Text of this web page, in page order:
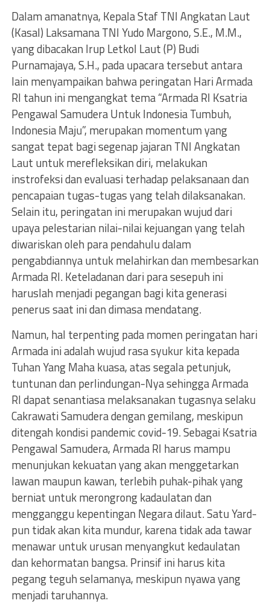
Dalam amanatnya, Kepala Staf TNI Angkatan Laut
(Kasal) Laksamana TNI Yudo Margono, S.E., M.M.,
yang dibacakan Irup Letkol Laut (P) Budi
Purnamajaya, S.H., pada upacara tersebut antara
lain menyampaikan bahwa peringatan Hari Armada
RI tahun ini mengangkat tema “Armada RI Ksatria
Pengawal Samudera Untuk Indonesia Tumbuh,
Indonesia Maju”, merupakan momentum yang
sangat tepat bagi segenap jajaran TNI Angkatan
Laut untuk merefleksikan diri, melakukan
instrofeksi dan evaluasi terhadap pelaksanaan dan
pencapaian tugas-tugas yang telah dilaksanakan.
Selain itu, peringatan ini merupakan wujud dari
upaya pelestarian nilai-nilai kejuangan yang telah
diwariskan oleh para pendahulu dalam
pengabdiannya untuk melahirkan dan membesarkan
Armada RI. Keteladanan dari para sesepuh ini
haruslah menjadi pegangan bagi kita generasi
penerus saat ini dan dimasa mendatang.
Namun, hal terpenting pada momen peringatan hari
Armada ini adalah wujud rasa syukur kita kepada
Tuhan Yang Maha kuasa, atas segala petunjuk,
tuntunan dan perlindungan-Nya sehingga Armada
RI dapat senantiasa melaksanakan tugasnya selaku
Cakrawati Samudera dengan gemilang, meskipun
ditengah kondisi pandemic covid-19. Sebagai Ksatria
Pengawal Samudera, Armada RI harus mampu
menunjukan kekuatan yang akan menggetarkan
lawan maupun kawan, terlebih puhak-pihak yang
berniat untuk merongrong kadaulatan dan
mengganggu kepentingan Negara dilaut. Satu Yard-
pun tidak akan kita mundur, karena tidak ada tawar
menawar untuk urusan menyangkut kedaulatan
dan kehormatan bangsa. Prinsif ini harus kita
pegang teguh selamanya, meskipun nyawa yang
menjadi taruhannya.